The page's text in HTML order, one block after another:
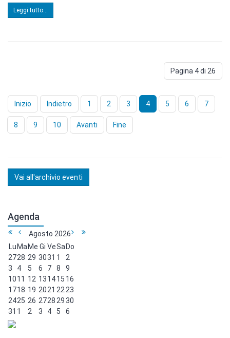
Leggi tutto...
Pagina 4 di 26
Inizio Indietro 1 2 3 4 5 6 7
8 9 10 Avanti Fine
Vai all'archivio eventi
Agenda
Agosto 2026
Lu MaMe Gi VeSaDo
2728 29 3031 1
2
3
4 5 6 7 8
9
1011 12 131415 16
1718 19 2021 2223
2425 26 27282930
31 1 2 3 4 5 6